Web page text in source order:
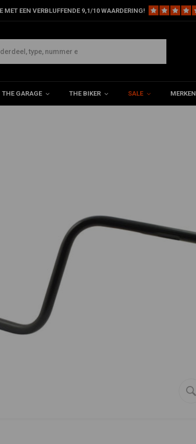
MET EEN VERBLUFFENDE 9,1/10 WAARDERING!
THE GARAGE THE BIKER SALE MERKEN
Ape Hanger stuur 1 inch / 25,4 mm Chrome
Chrome